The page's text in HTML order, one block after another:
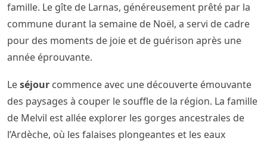
famille. Le gîte de Larnas, généreusement prêté par la
commune durant la semaine de Noël, a servi de cadre
pour des moments de joie et de guérison après une
année éprouvante.
Leséjour commence avec une découverte émouvante
des paysages à couper le souffle de la région. La famille
de Melvil est allée explorer les gorges ancestrales de
l’Ardèche, où les falaises plongeantes et les eaux